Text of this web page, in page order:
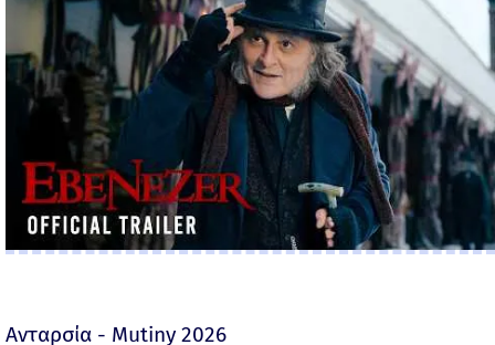
Ανταρσία - Mutiny 2026